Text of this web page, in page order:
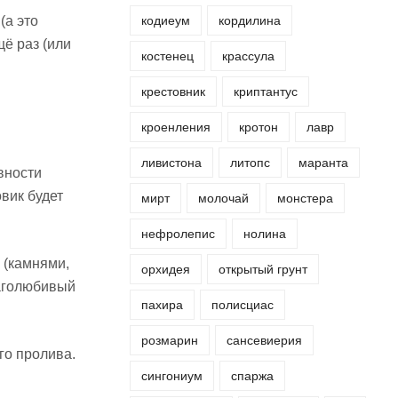
это
раз (или
будет
(камнями,
пролива.
кодиеум кордилина
костенец крассула
крестовник криптантус
кроенления кротон лавр
ливистона литопс маранта
мирт молочай монстера
нефролепис нолина
орхидея открытый грунт
пахира полисциас
розмарин сансевиерия
сингониум спаржа